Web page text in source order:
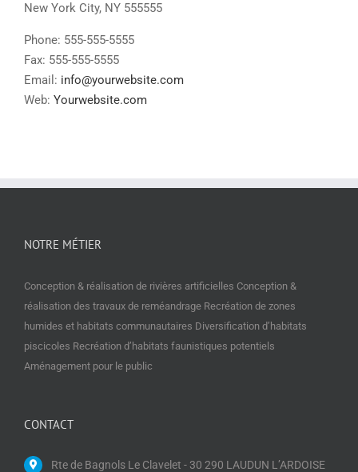
New York City, NY 555555
Phone: 555-555-5555
Fax: 555-555-5555
Email: info@yourwebsite.com
Web: Yourwebsite.com
NOTRE MÉTIER
Conception & réalisation de rivières artificielles Conception &
réalisation des travaux de reméandrage Recréation de zones
humides et habitats communautaires Diversification d’habitats
piscicoles Recréation d’habitats faunistiques potentiels
Aménagement pour le public
CONTACT
Rte de Bagnols Le Clavelet - 30 290 LAUDUN L’ARDOISE